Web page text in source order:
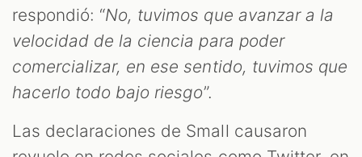
respondió: “No, tuvimos que avanzar a la
velocidad de la ciencia para poder
comercializar, en ese sentido, tuvimos que
hacerlo todo bajo riesgo”.
Las declaraciones de Small causaron